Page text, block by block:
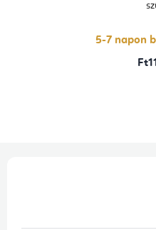
5-7 napon